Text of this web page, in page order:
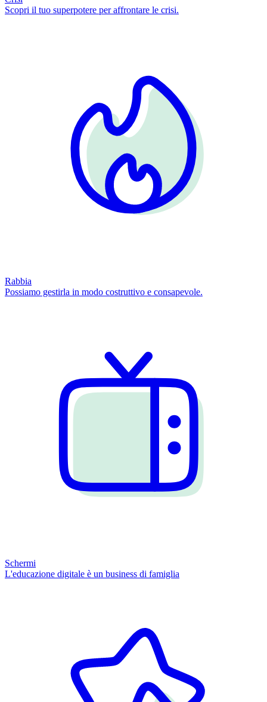
Scopri il tuo superpotere per affrontare le crisi.
Rabbia
Possiamo gestirla in modo costruttivo e consapevole.
Schermi
L'educazione digitale è un business di famiglia